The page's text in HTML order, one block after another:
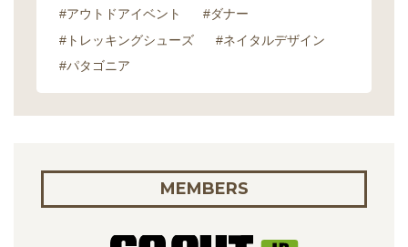
#アウトドアイベント
#ダナー
#トレッキングシューズ
#ネイタルデザイン
#パタゴニア
MEMBERS